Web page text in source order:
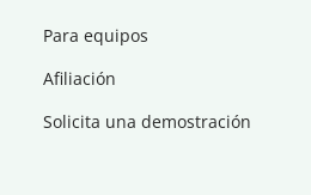
Para equipos
Afiliación
Solicita una demostración